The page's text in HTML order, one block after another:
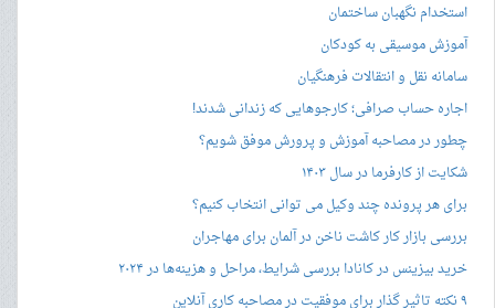
استخدام نگهبان ساختمان
آموزش موسیقی به کودکان
سامانه نقل و انتقالات فرهنگیان
اجاره حساب صرافی؛ کارجوهایی که زندانی شدند!
چطور در مصاحبه‌ آموزش و پرورش موفق شویم؟
شکایت از کارفرما در سال ۱۴۰۳
برای هر پرونده چند وکیل می توانی انتخاب کنیم؟
بررسی بازار کار کاشت ناخن در آلمان برای مهاجران
خرید بیزینس در کانادا بررسی شرایط، مراحل و هزینه‌ها در ۲۰۲۴
۹ نکته تاثیر گذار برای موفقیت در مصاحبه کاری آنلاین